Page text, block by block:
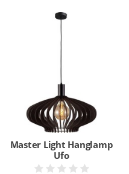
Master Light Hanglamp
Ufo